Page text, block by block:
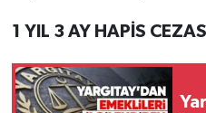
1 YIL 3 AY HAPİS